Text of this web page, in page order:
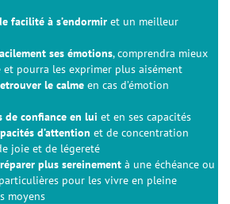
facilité à s’endormir et un meilleur
ses émotions, comprendra mieux
et pourra les exprimer plus aisément
le calme en cas d’émotion
de confiance en lui et en ses capacités
d’attention et de concentration
joie et de légereté
plus sereinement à une échéance ou
pour les vivre en pleine
moyens